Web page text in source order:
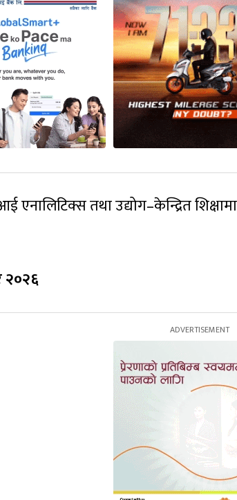
एनालिटिक्स तथा उद्योग–केन्द्रित